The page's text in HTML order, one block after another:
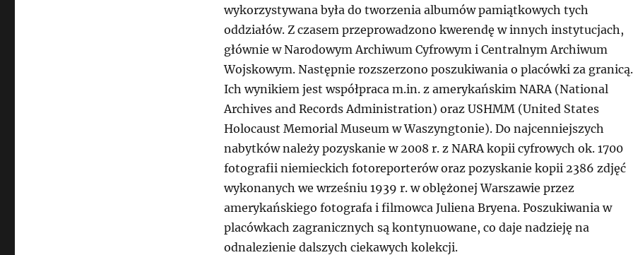
wykorzystywana była do tworzenia albumów pamiątkowych tych
oddziałów. Z czasem przeprowadzono kwerendę w innych instytucjach,
głównie w Narodowym Archiwum Cyfrowym i Centralnym Archiwum
Wojskowym. Następnie rozszerzono poszukiwania o placówki za granicą.
Ich wynikiem jest współpraca m.in. z amerykańskim NARA (National
Archives and Records Administration) oraz USHMM (United States
Holocaust Memorial Museum w Waszyngtonie). Do najcenniejszych
nabytków należy pozyskanie w 2008 r. z NARA kopii cyfrowych ok. 1700
fotografii niemieckich fotoreporterów oraz pozyskanie kopii 2386 zdjęć
wykonanych we wrześniu 1939 r. w oblężonej Warszawie przez
amerykańskiego fotografa i filmowca Juliena Bryena. Poszukiwania w
placówkach zagranicznych są kontynuowane, co daje nadzieję na
odnalezienie dalszych ciekawych kolekcji.